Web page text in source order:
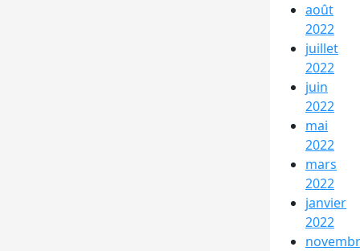
août
2022
juillet
2022
juin
2022
mai
2022
mars
2022
janvier
2022